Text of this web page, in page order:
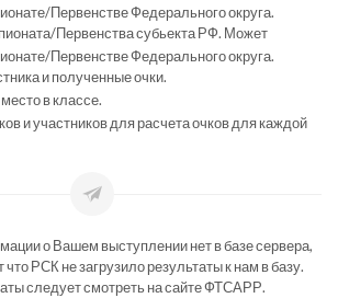
Первенстве Федерального округа.
Первенства субьекта РФ. Может
Первенстве Федерального округа.
и полученные очки.
в классе.
и участников для расчета очков для каждой
о Вашем выступлении нет в базе сервера,
что РСК не загрузило результаты к нам в базу.
следует смотреть на сайте ФТСАРР.